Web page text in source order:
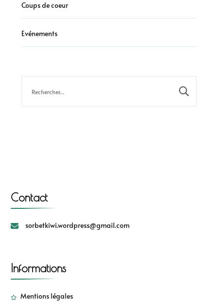
Coups de coeur
Evénements
Contact
sorbetkiwi.wordpress@gmail.com
Informations
Mentions légales